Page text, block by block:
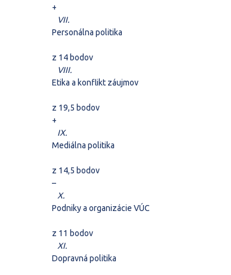
+
VII.
Personálna politika
z 14 bodov
VIII.
Etika a konflikt záujmov
z 19,5 bodov
+
IX.
Mediálna politika
z 14,5 bodov
–
X.
Podniky a organizácie VÚC
z 11 bodov
XI.
Dopravná politika